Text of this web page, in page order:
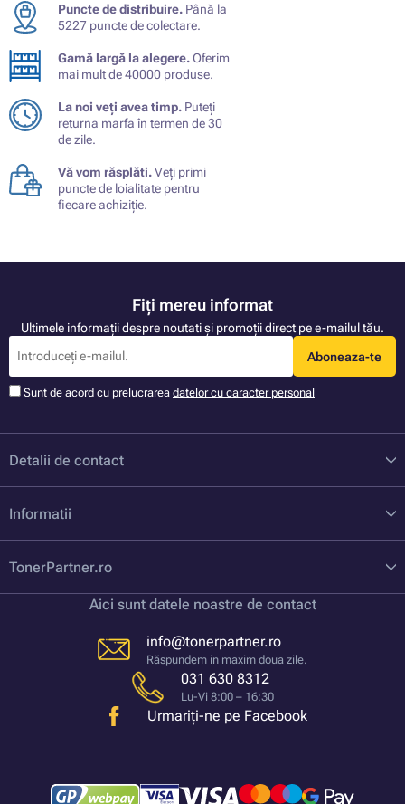
Puncte de distribuire. Până la
5227 puncte de colectare.
Gamă largă la alegere.Oferim
mai mult de 40000 produse.
La noi veți avea timp. Puteți
returna marfa în termen de 30
de zile.
Vă vom răsplăti.Veți primi
puncte de loialitate pentru
fiecare achiziție.
Fiți mereu informat
Ultimele informații despre noutati și promoții direct pe e-mailul tău.
Aboneaza-te
Sunt de acord cu prelucrarea datelor cu caracter personal
Detalii de contact
Informatii
TonerPartner.ro
Aici sunt datele noastre de contact
info@tonerpartner.ro
Răspundem in maxim doua zile.
031 630 8312
Lu-Vi 8:00 – 16:30
Urmariți-ne pe Facebook